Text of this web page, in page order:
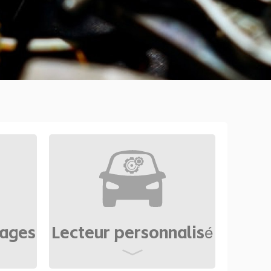
Lecteur personnalisé